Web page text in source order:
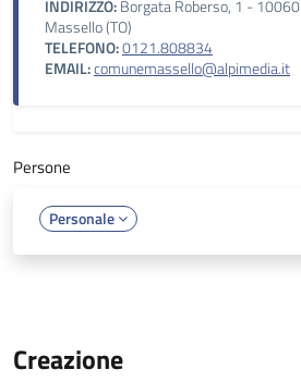
INDIRIZZO:Borgata Roberso, 1 - 10060
Massello (TO)
TELEFONO:0121.808834
EMAIL:comunemassello@alpimedia.it
Persone
Personale
Creazione